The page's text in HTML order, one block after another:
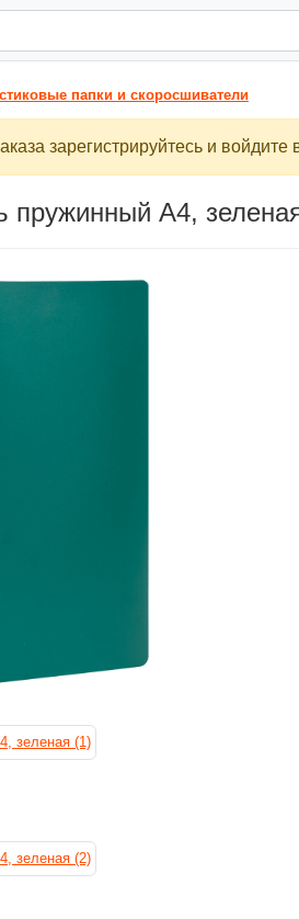
папки и скоросшиватели
зарегистрируйтесь и войдите
пружинный А4,